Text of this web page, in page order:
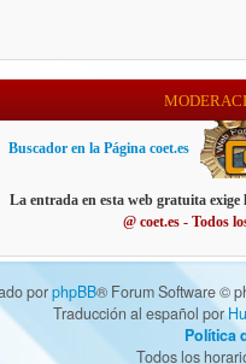
Buscador en la Página coet.es
La entrada en esta web gratuita exige
@ coet.es - Todos
porphpBB® Forum Software ©
Traducción al español por
Política
Todos los